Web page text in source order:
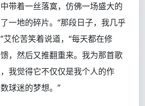
带着一丝落寞，仿佛一场盛大的
一地的碎片。“那段日子，我几乎
艾伦苦笑着说道，“每天都在修
，然后又推翻重来。我为那首歌
我觉得它不仅仅是我个人的作
球迷的梦想。”